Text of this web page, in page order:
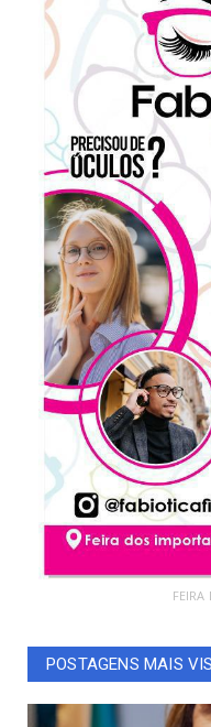
POSTAGENS MAIS